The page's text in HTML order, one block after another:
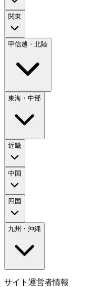
関東
甲信越・北陸
東海・中部
近畿
中国
四国
九州・沖縄
サイト運営者情報